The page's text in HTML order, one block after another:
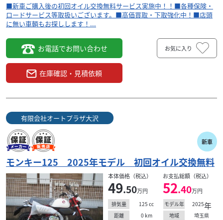
■新車ご購入後の初回オイル交換無料サービス実施中！！■各種保険・
ロードサービス等取扱いございます。■高価買取・下取強化中！■店頭
に無い車輌もお探しします！...
お電話でお問い合わせ
在庫確認・見積依頼
お気に入り
有限会社オートプラザ大沢
新車
モンキー125 2025年モデル 初回オイル交換無料
本体価格（税込）
49.50万円
お支払総額（税込）
52.40万円
排気量 125 cc モデル年 2025年
距離 0 km 地域
埼玉県